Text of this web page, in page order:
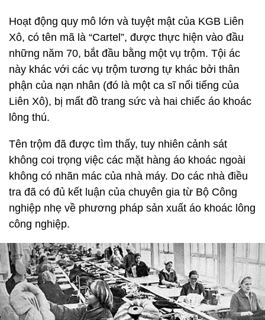
Hoạt động quy mô lớn và tuyệt mật của KGB Liên
Xô, có tên mã là “Cartel”, được thực hiện vào đầu
những năm 70, bắt đầu bằng một vụ trộm. Tội ác
này khác với các vụ trộm tương tự khác bởi thân
phận của nạn nhân (đó là một ca sĩ nổi tiếng của
Liên Xô), bị mất đồ trang sức và hai chiếc áo khoác
lông thú.
Tên trộm đã được tìm thấy, tuy nhiên cảnh sát
không coi trọng việc các mặt hàng áo khoác ngoài
không có nhãn mác của nhà máy. Do các nhà điều
tra đã có đủ kết luận của chuyên gia từ Bộ Công
nghiệp nhẹ về phương pháp sản xuất áo khoác lông
công nghiệp.